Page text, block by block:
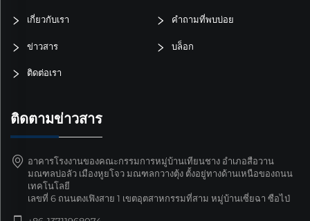
เกี่ยวกับเรา คำถามที่พบบ่อย
ข่าวสาร บล็อก
ติดต่อเรา
ติดตามข่าวสาร
อาคารโรงงานของคณะกรรมการหมู่บ้านเทียนชาง อำเภอสือวาน
มณฑลบ่อลัว เมืองหูยโจว มณฑลกวางตุ้ง ตั้งอยู่ทางด้านเหนือของถนน
เทคโนโลยี
เลขที่ 6 ถนนตงเฟิงสาย 1 เขตอุตสาหกรรมที่สาม หมู่บ้านเซี่ยฉา ซือไป่